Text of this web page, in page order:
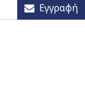
Εγγραφή